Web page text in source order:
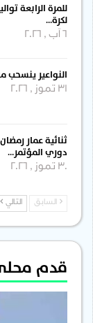
للمرة الرابعة
لكرة…
النواعير
31 تموز , 2026
ثنائية عمار
دوري المؤتمر…
30 تموز , 2026
السابق التالي
قدم